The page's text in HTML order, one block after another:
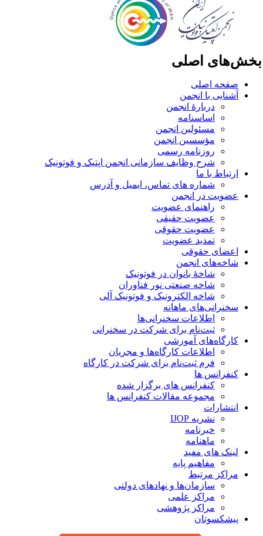
اصلی
صفحه اصلی
آشنایی با انجمن
دربارۀ انجمن
اساسنامه
مسئولین انجمن
مؤسسین انجمن
روزنامه رسمی
شرح وظایف سازمانی انجمن اپتیک و فوتونیک
ارتباط با ما
شماره های تماس، ایمیل و آدرس
عضویت در انجمن
راهنمای عضویت
عضویت حقیقی
عضویت حقوقی
تمدید عضویت
اعضای حقوقی
شاخه‌های انجمن
شاخۀ بانوان در فوتونیک
شاخه صنعتی نور فناوران
شاخه‌ الکترونیک و فوتونیک آلی
سخنرانی‌های ماهانه
اطلاعات سخنرانی‌‌ها
ثبت‌نام برای شرکت در سخنرانی
کارگاه‌های آموزشی
اطلاعات کارگاه‌ها و مجریان
فرم ثبت‌نام برای شرکت در کارگاه
کنفرانس ها
کنفرانس های برگزار شده
مجموعه مقالات کنفرانس ها
انتشارات
نشریه IJOP
خبرنامه
ماهنامه
لینک های مفید
مفاهیم پایه
مراکز مرتبط
سازمان‌ها و نهادهای دولتی
مراکز علمی
مراکز پژوهشی
پیشکسوتان